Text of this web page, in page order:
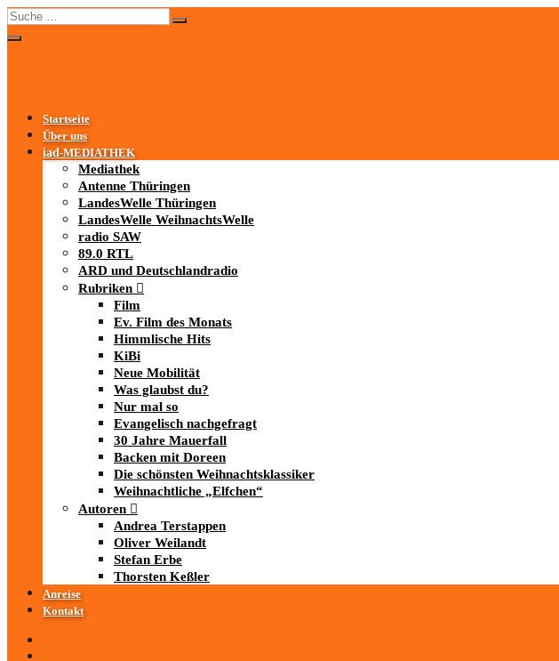
Startseite
Über uns
iad-MEDIATHEK
Mediathek
Antenne Thüringen
LandesWelle Thüringen
LandesWelle WeihnachtsWelle
radio SAW
89.0 RTL
ARD und Deutschlandradio
Rubriken
Film
Ev. Film des Monats
Himmlische Hits
KiBi
Neue Mobilität
Was glaubst du?
Nur mal so
Evangelisch nachgefragt
30 Jahre Mauerfall
Backen mit Doreen
Die schönsten Weihnachtsklassiker
Weihnachtliche „Elfchen“
Autoren
Andrea Terstappen
Oliver Weilandt
Stefan Erbe
Thorsten Keßler
Anreise
Kontakt